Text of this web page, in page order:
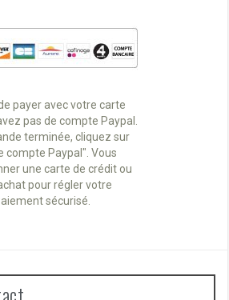
payer avec votre carte
pas de compte Paypal.
terminée, cliquez sur
compte Paypal". Vous
une carte de crédit ou
pour régler votre
sécurisé.